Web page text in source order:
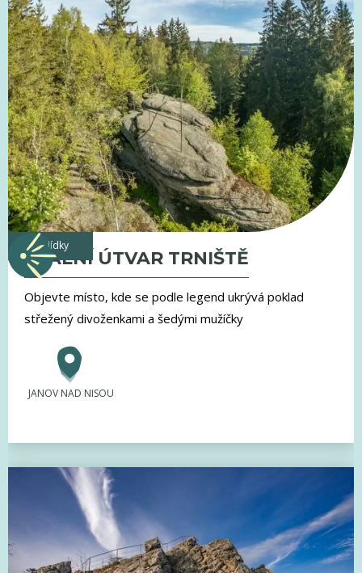
vyhlídky
SKALNÍ ÚTVAR TRNIŠTĚ
Objevte místo, kde se podle legend ukrývá poklad
střežený divoženkami a šedými mužíčky
JANOV NAD NISOU